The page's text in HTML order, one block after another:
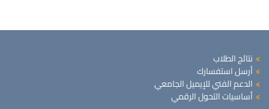
نتائج الطلاب
أرسل استفسارك
الدعم الفني للإيميل الجامعي
أساسيات التحول الرقمي